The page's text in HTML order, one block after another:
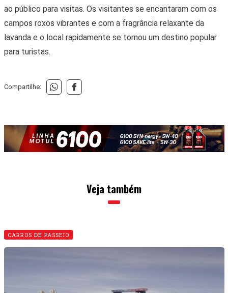
ao público para visitas. Os visitantes se encantaram com os
campos roxos vibrantes e com a fragrância relaxante da
lavanda e o local rapidamente se tornou um destino popular
para turistas.
Compartilhe:
Veja também
CARROS DE PASSEIO